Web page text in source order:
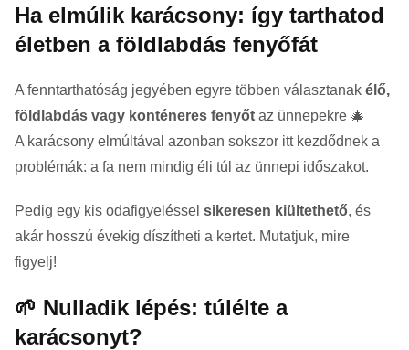
Ha elmúlik karácsony: így tarthatod
életben a földlabdás fenyőfát
A fenntarthatóság jegyében egyre többen választanak élő,
földlabdás vagy konténeres fenyőt az ünnepekre 🎄
A karácsony elmúltával azonban sokszor itt kezdődnek a
problémák: a fa nem mindig éli túl az ünnepi időszakot.
Pedig egy kis odafigyeléssel sikeresen kiültethető, és
akár hosszú évekig díszítheti a kertet. Mutatjuk, mire
figyelj!
🌱 Nulladik lépés: túlélte a
karácsonyt?